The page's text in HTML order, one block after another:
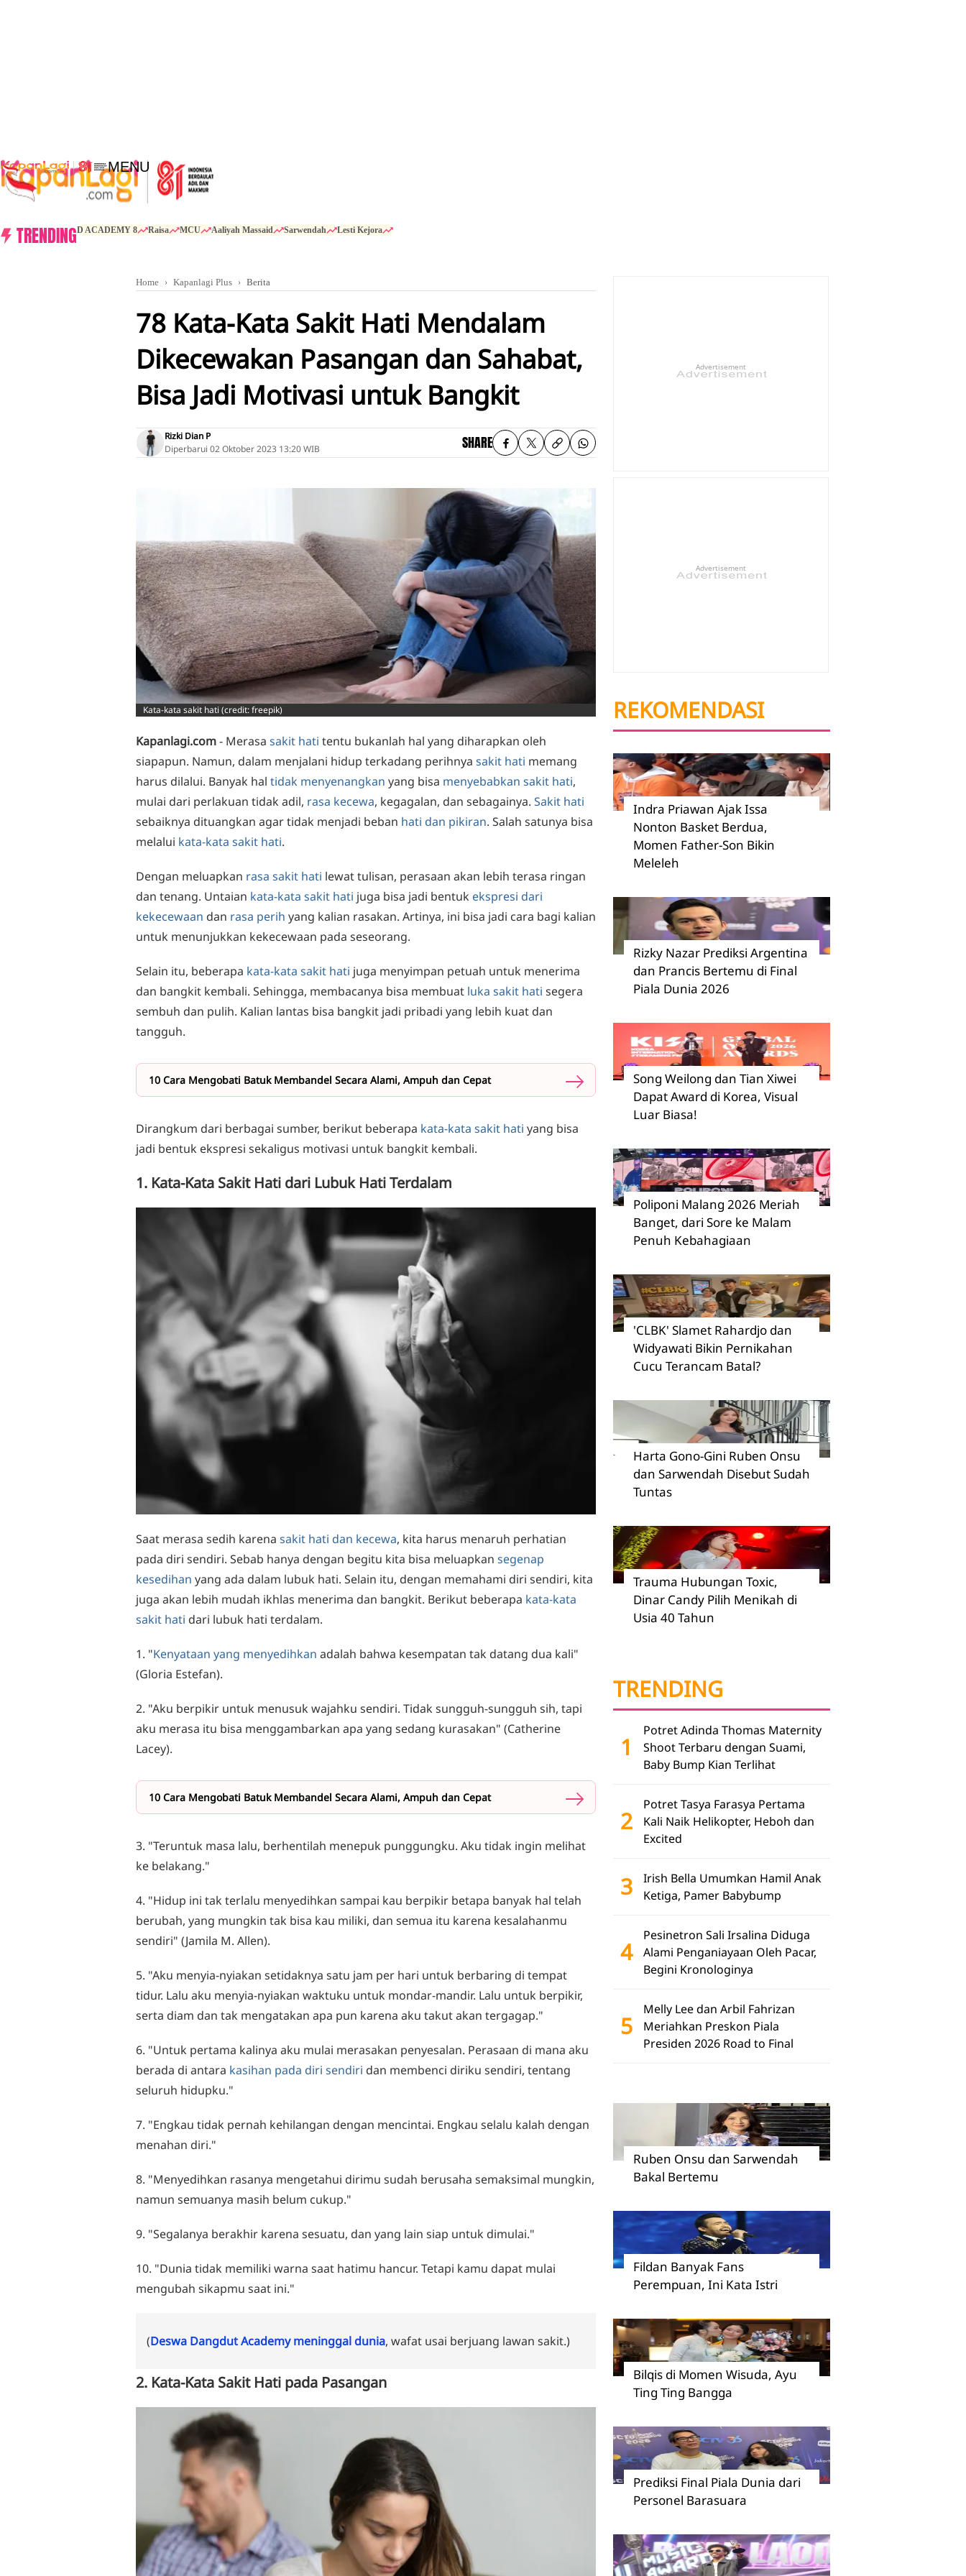
MENU
TRENDINGD ACADEMY 8 Raisa MCU Aaliyah Massaid Sarwendah Lesti Kejora
Home Kapanlagi Plus Berita
78 Kata-Kata Sakit Hati Mendalam
Dikecewakan Pasangan dan Sahabat,
Bisa Jadi Motivasi untuk Bangkit
Rizki Dian P
Diperbarui 02 Oktober 2023 13:20 WIB SHARE
Kata-kata sakit hati (credit: freepik)
Kapanlagi.com- Merasa sakit hati tentu bukanlah hal yang diharapkan oleh
siapapun. Namun, dalam menjalani hidup terkadang perihnya sakit hati memang
harus dilalui. Banyak hal tidak menyenangkan yang bisa menyebabkan sakit hati,
mulai dari perlakuan tidak adil, rasa kecewa, kegagalan, dan sebagainya. Sakit hati
sebaiknya dituangkan agar tidak menjadi beban hati dan pikiran. Salah satunya bisa
melalui kata-kata sakit hati.
Dengan meluapkan rasa sakit hati lewat tulisan, perasaan akan lebih terasa ringan
dan tenang. Untaian kata-kata sakit hati juga bisa jadi bentuk ekspresi dari
kekecewaan dan rasa perih yang kalian rasakan. Artinya, ini bisa jadi cara bagi kalian
untuk menunjukkan kekecewaan pada seseorang.
Selain itu, beberapa kata-kata sakit hati juga menyimpan petuah untuk menerima
dan bangkit kembali. Sehingga, membacanya bisa membuat luka sakit hati segera
sembuh dan pulih. Kalian lantas bisa bangkit jadi pribadi yang lebih kuat dan
tangguh.
10 Cara Mengobati Batuk Membandel Secara Alami, Ampuh dan Cepat
Dirangkum dari berbagai sumber, berikut beberapa kata-kata sakit hati yang bisa
jadi bentuk ekspresi sekaligus motivasi untuk bangkit kembali.
1. Kata-Kata Sakit Hati dari Lubuk Hati Terdalam
Saat merasa sedih karena sakit hati dan kecewa, kita harus menaruh perhatian
pada diri sendiri. Sebab hanya dengan begitu kita bisa meluapkan segenap
kesedihan yang ada dalam lubuk hati. Selain itu, dengan memahami diri sendiri, kita
juga akan lebih mudah ikhlas menerima dan bangkit. Berikut beberapa kata-kata
sakit hati dari lubuk hati terdalam.
1. "Kenyataan yang menyedihkan adalah bahwa kesempatan tak datang dua kali"
(Gloria Estefan).
2. "Aku berpikir untuk menusuk wajahku sendiri. Tidak sungguh-sungguh sih, tapi
aku merasa itu bisa menggambarkan apa yang sedang kurasakan" (Catherine
Lacey).
10 Cara Mengobati Batuk Membandel Secara Alami, Ampuh dan Cepat
3. "Teruntuk masa lalu, berhentilah menepuk punggungku. Aku tidak ingin melihat
ke belakang."
4. "Hidup ini tak terlalu menyedihkan sampai kau berpikir betapa banyak hal telah
berubah, yang mungkin tak bisa kau miliki, dan semua itu karena kesalahanmu
sendiri" (Jamila M. Allen).
5. "Aku menyia-nyiakan setidaknya satu jam per hari untuk berbaring di tempat
tidur. Lalu aku menyia-nyiakan waktuku untuk mondar-mandir. Lalu untuk berpikir,
serta diam dan tak mengatakan apa pun karena aku takut akan tergagap."
6. "Untuk pertama kalinya aku mulai merasakan penyesalan. Perasaan di mana aku
berada di antara kasihan pada diri sendiri dan membenci diriku sendiri, tentang
seluruh hidupku."
7. "Engkau tidak pernah kehilangan dengan mencintai. Engkau selalu kalah dengan
menahan diri."
8. "Menyedihkan rasanya mengetahui dirimu sudah berusaha semaksimal mungkin,
namun semuanya masih belum cukup."
9. "Segalanya berakhir karena sesuatu, dan yang lain siap untuk dimulai."
10. "Dunia tidak memiliki warna saat hatimu hancur. Tetapi kamu dapat mulai
mengubah sikapmu saat ini."
(Deswa Dangdut Academy meninggal dunia, wafat usai berjuang lawan sakit.)
2. Kata-Kata Sakit Hati pada Pasangan
Advertisement
Advertisement
REKOMENDASI
Indra Priawan Ajak Issa
Nonton Basket Berdua,
Momen Father-Son Bikin
Meleleh
Rizky Nazar Prediksi Argentina
dan Prancis Bertemu di Final
Piala Dunia 2026
Song Weilong dan Tian Xiwei
Dapat Award di Korea, Visual
Luar Biasa!
Poliponi Malang 2026 Meriah
Banget, dari Sore ke Malam
Penuh Kebahagiaan
'CLBK' Slamet Rahardjo dan
Widyawati Bikin Pernikahan
Cucu Terancam Batal?
Harta Gono-Gini Ruben Onsu
dan Sarwendah Disebut Sudah
Tuntas
Trauma Hubungan Toxic,
Dinar Candy Pilih Menikah di
Usia 40 Tahun
TRENDING
1
Potret Adinda Thomas Maternity
Shoot Terbaru dengan Suami,
Baby Bump Kian Terlihat
2
Potret Tasya Farasya Pertama
Kali Naik Helikopter, Heboh dan
Excited
3
Irish Bella Umumkan Hamil Anak
Ketiga, Pamer Babybump
4
Pesinetron Sali Irsalina Diduga
Alami Penganiayaan Oleh Pacar,
Begini Kronologinya
5
Melly Lee dan Arbil Fahrizan
Meriahkan Preskon Piala
Presiden 2026 Road to Final
Ruben Onsu dan Sarwendah
Bakal Bertemu
Fildan Banyak Fans
Perempuan, Ini Kata Istri
Bilqis di Momen Wisuda, Ayu
Ting Ting Bangga
Prediksi Final Piala Dunia dari
Personel Barasuara